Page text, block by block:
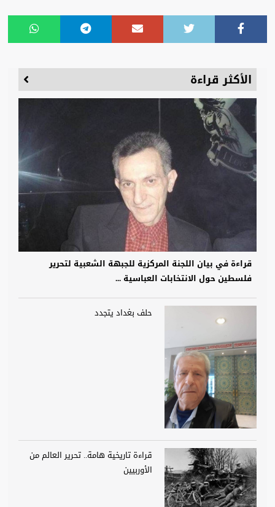
الأكثر قراءة
قراءة في بيان اللجنة المركزية للجبهة الشعبية لتحرير
فلسطين حول الانتخابات العباسية ...
حلف بغداد يتجدد
قراءة تاريخية هامة.. تحرير العالم من
الأوربيين